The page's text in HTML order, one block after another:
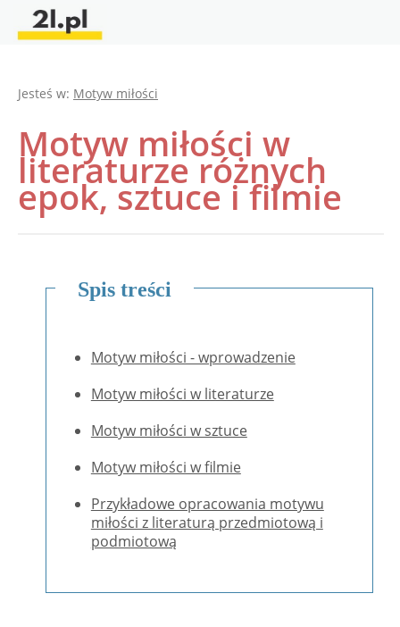
Jesteś w: Motyw miłości
Motyw miłości w
literaturze różnych
epok, sztuce i filmie
Spis treści
Motyw miłości - wprowadzenie
Motyw miłości w literaturze
Motyw miłości w sztuce
Motyw miłości w filmie
Przykładowe opracowania motywu
miłości z literaturą przedmiotową i
podmiotową